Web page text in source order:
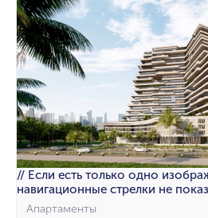
// Если есть только одно
навигационные стрелки не
Апартаменты